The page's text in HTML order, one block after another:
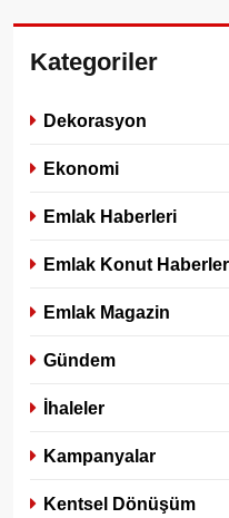
Kategoriler
Dekorasyon
Ekonomi
Emlak Haberleri
Emlak Konut
Emlak Magazin
Gündem
İhaleler
Kampanyalar
Kentsel Dönüşüm